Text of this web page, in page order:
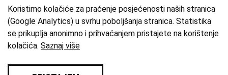
vrijeme
izrade:
2007. g.
zbirka: Umjetnička zbirka
Koristimo kolačiće za praćenje posjećenosti naših stranica
(Google Analytics) u svrhu poboljšanja stranica. Statistika
se prikuplja anonimno i prihvaćanjem pristajete na korištenje
kolačića. Saznaj više